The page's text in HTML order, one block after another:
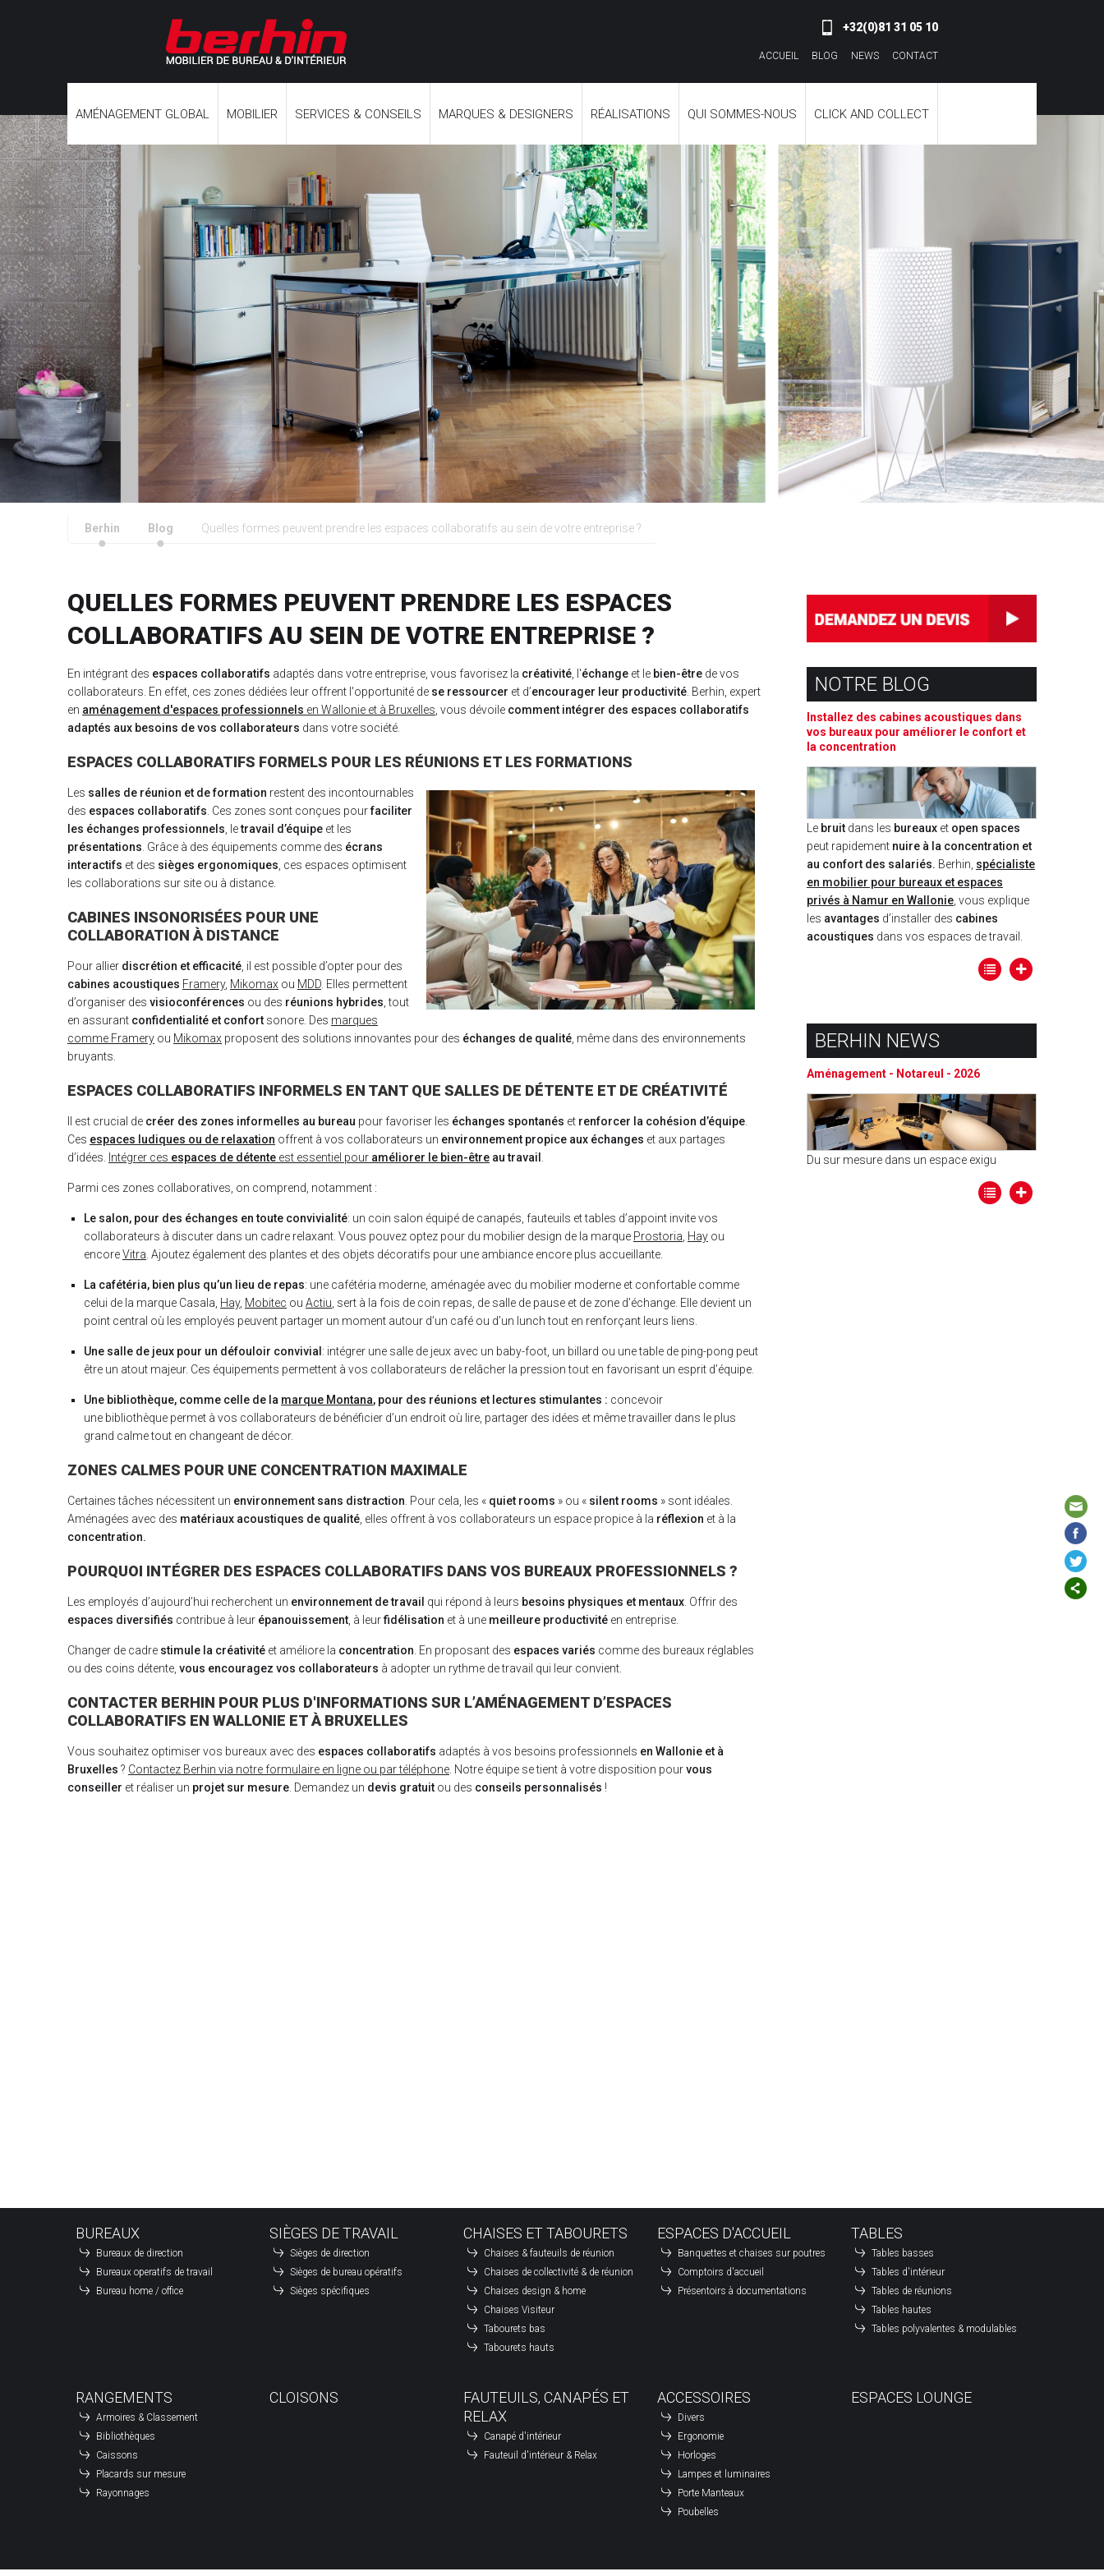
+32(0)81 31 05 10
ACCUEIL BLOG NEWS CONTACT
AMÉNAGEMENT GLOBAL MOBILIER SERVICES & CONSEILS MARQUES & DESIGNERS RÉALISATIONS QUI SOMMES-NOUS CLICK AND COLLECT
Berhin Blog Quelles formes peuvent prendre les espaces collaboratifs au sein de votre entreprise ?
QUELLES FORMES PEUVENT PRENDRE LES ESPACES
COLLABORATIFS AU SEIN DE VOTRE ENTREPRISE ?
En intégrant des espaces collaboratifs adaptés dans votre entreprise, vous favorisez la créativité , l'échange et le bien-être de vos
collaborateurs. En effet, ces zones dédiées leur offrent l'opportunité de se ressourcer et d’encourager leur productivité . Berhin, expert
en aménagement d'espaces professionnels en Wallonie et à Bruxelles , vous dévoile comment intégrer des espaces collaboratifs
adaptés aux besoins de vos collaborateurs dans votre société.
ESPACES COLLABORATIFS FORMELS POUR LES RÉUNIONS ET LES FORMATIONS
Les salles de réunion et de formation restent des incontournables
des espaces collaboratifs . Ces zones sont conçues pourfaciliter
les échanges professionnels , letravail d’équipe et les
présentations . Grâce à des équipements comme des écrans
interactifs et des sièges ergonomiques , ces espaces optimisent
les collaborations sur site ou à distance.
CABINES INSONORISÉES POUR UNE
COLLABORATION À DISTANCE
Pour allier discrétion et efficacité , il est possible d’opter pour des
cabines acoustiques Framery, Mikomax ou MDD . Elles permettent
d’organiser des visioconférences ou des réunions hybrides , tout
en assurant confidentialité et confort sonore. Des marques
comme Framery ou Mikomax proposent des solutions innovantes pour des échanges de qualité , même dans des environnements
bruyants.
ESPACES COLLABORATIFS INFORMELS EN TANT QUE SALLES DE DÉTENTE ET DE CRÉATIVITÉ
Il est crucial de créer des zones informelles au bureau pour favoriser les échanges spontanés et renforcer la cohésion d’équipe
Ces espaces ludiques ou de relaxation offrent à vos collaborateurs un environnement propice aux échanges et aux partages
d’idées.
Intégrer ces espaces de détente est essentiel pour améliorer le bien-être au travail
Parmi ces zones collaboratives, on comprend, notamment :
Le salon, pour des échanges en toute convivialité: un coin salon équipé de canapés, fauteuils et tables d’appoint invite vos
collaborateurs à discuter dans un cadre relaxant. Vous pouvez optez pour du mobilier design de la marque Prostoria Hay ou
encoreVitra . Ajoutez également des plantes et des objets décoratifs pour une ambiance encore plus accueillante.
La cafétéria, bien plus qu’un lieu de repas: une cafétéria moderne, aménagée avec du mobilier moderne et confortable comme
celui de la marque Casala, Hay, Mobitec ou Actiu , sert à la fois de coin repas, de salle de pause et de zone d’échange. Elle devient un
point central où les employés peuvent partager un moment autour d’un café ou d’un lunch tout en renforçant leurs liens.
Une salle de jeux pour un défouloir convivial : intégrer une salle de jeux avec un baby-foot, un billard ou une table de ping-pong peut
être un atout majeur. Ces équipements permettent à vos collaborateurs de relâcher la pression tout en favorisant un esprit d’équipe.
Une bibliothèque, comme celle de la marque Montana, pour des réunions et lectures stimulantes : concevoir
une bibliothèque permet à vos collaborateurs de bénéficier d’un endroit où lire, partager des idées et même travailler dans le plus
grand calme tout en changeant de décor.
ZONES CALMES POUR UNE CONCENTRATION MAXIMALE
Certaines tâches nécessitent un environnement sans distraction . Pour cela, les « quiet rooms » ou « silent rooms » sont idéales.
Aménagées avec des matériaux acoustiques de qualité , elles offrent à vos collaborateurs un espace propice à la réflexion et à la
concentration.
POURQUOI INTÉGRER DES ESPACES COLLABORATIFS DANS VOS BUREAUX PROFESSIONNELS ?
Les employés d’aujourd’hui recherchent un environnement de travail qui répond à leurs besoins physiques et mentaux . Offrir des
espaces diversifiés contribue à leur épanouissement , à leurfidélisation et à une meilleure productivité en entreprise.
Changer de cadre stimule la créativité et améliore la concentration . En proposant des espaces variés comme des bureaux réglables
ou des coins détente, vous encouragez vos collaborateurs à adopter un rythme de travail qui leur convient.
CONTACTER BERHIN POUR PLUS D'INFORMATIONS SUR L’AMÉNAGEMENT D’ESPACES
COLLABORATIFS EN WALLONIE ET À BRUXELLES
Vous souhaitez optimiser vos bureaux avec des espaces collaboratifs adaptés à vos besoins professionnels en Wallonie et à
Bruxelles ? Contactez Berhin via notre formulaire en ligne ou par téléphone . Notre équipe se tient à votre disposition pourvous
conseiller et réaliser un projet sur mesure . Demandez un devis gratuit ou des conseils personnalisés !
NOTRE BLOG
Installez des cabines acoustiques dans
vos bureaux pour améliorer le confort et
la concentration
Le bruit dans les bureaux et open spaces
peut rapidement nuire à la concentration et
au confort des salariés. Berhin, spécialiste
en mobilier pour bureaux et espaces
privés à Namur en Wallonie , vous explique
les avantages d’installer des cabines
acoustiques dans vos espaces de travail.
BERHIN NEWS
Aménagement - Notareul - 2026
Du sur mesure dans un espace exigu
MERCREDI Fermé
JEUDI Fermé
SAMEDI Fermé
BUREAUX
Bureaux de direction
Bureaux operatifs de travail
Bureau home / office
SIÈGES DE TRAVAIL
Sièges de direction
Sièges de bureau opératifs
Sièges spécifiques
CHAISES ET TABOURETS
Chaises & fauteuils de réunion
Chaises de collectivité & de réunion
Chaises design & home
Chaises Visiteur
Tabourets bas
Tabourets hauts
ESPACES D'ACCUEIL
Banquettes et chaises sur poutres
Comptoirs d'accueil
Présentoirs à documentations
TABLES
Tables basses
Tables d'intérieur
Tables de réunions
Tables hautes
Tables polyvalentes & modulables
RANGEMENTS
Armoires & Classement
Bibliothèques
Caissons
Placards sur mesure
Rayonnages
CLOISONS
FAUTEUILS, CANAPÉS ET
RELAX
Canapé d'intérieur
Fauteuil d'intérieur & Relax
ACCESSOIRES
Divers
Ergonomie
Horloges
Lampes et luminaires
Porte Manteaux
Poubelles
ESPACES LOUNGE